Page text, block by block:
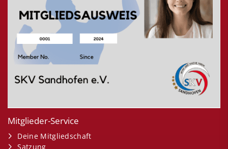
Mitglieder-Service
Deine Mitgliedschaft
Satzung